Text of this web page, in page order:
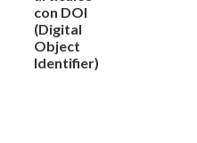
con DOI
(Digital
Object
Identifier)